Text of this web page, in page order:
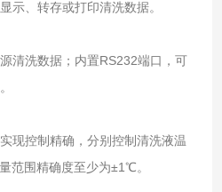
示、转存或打印清洗数据。
清洗数据；内置RS232端口，可
现控制精确，分别控制清洗液温
范围精确度至少为±1℃。